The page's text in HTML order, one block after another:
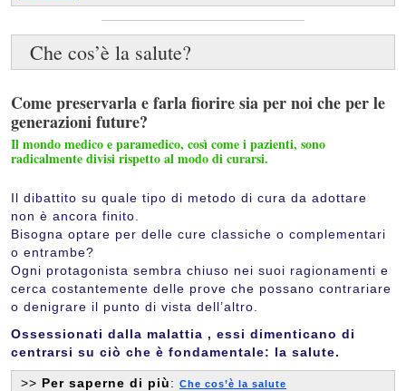
Che cos’è la salute?
Come preservarla e farla fiorire sia per noi che per le
generazioni future?
Il mondo medico e paramedico, così come i pazienti, sono
radicalmente divisi rispetto al modo di curarsi.
Il dibattito su quale tipo di metodo di cura da adottare
non è ancora finito.
Bisogna optare per delle cure classiche o complementari
o entrambe?
Ogni protagonista sembra chiuso nei suoi ragionamenti e
cerca costantemente delle prove che possano contrariare
o denigrare il punto di vista dell’altro.
Ossessionati dalla malattia , essi dimenticano di
centrarsi su ciò che è fondamentale: la salute.
>> Per saperne di più: Che cos’è la salute